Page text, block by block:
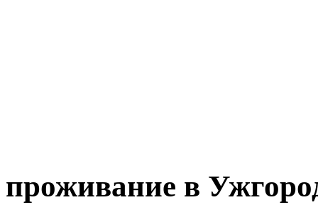
проживание в